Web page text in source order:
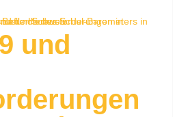
in Deutschland, Österreich und der Schweiz
und